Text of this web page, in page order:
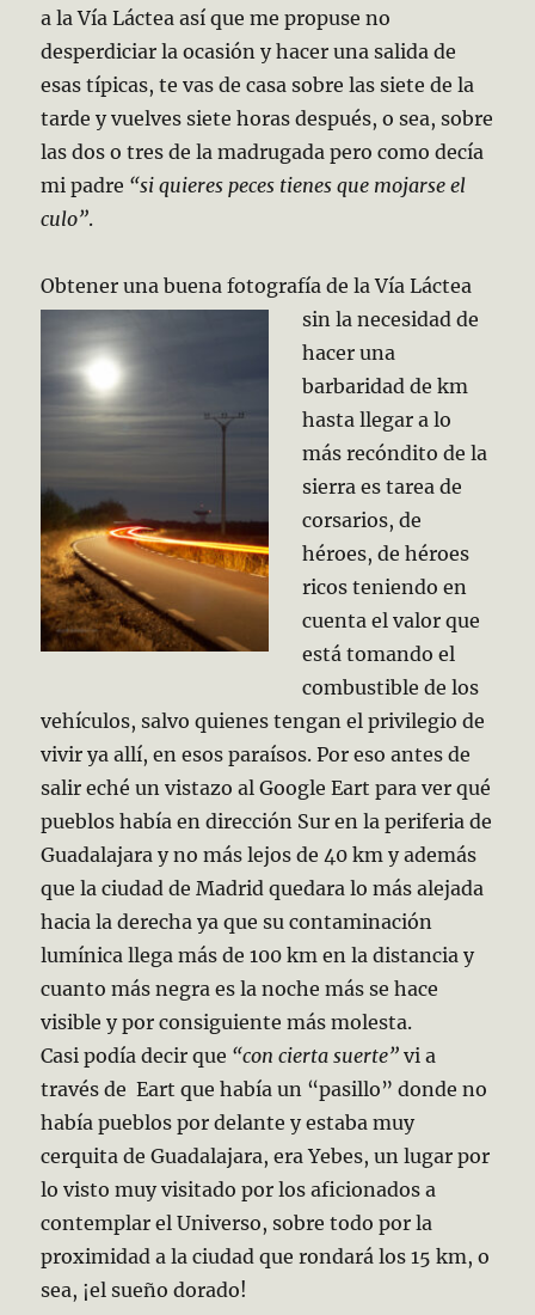
a la Vía Láctea así que me propuse no
desperdiciar la ocasión y hacer una salida de
esas típicas, te vas de casa sobre las siete de la
tarde y vuelves siete horas después, o sea, sobre
las dos o tres de la madrugada pero como decía
mi padre “si quieres peces tienes que mojarse el
culo”.
Obtener una buena fotografía de la Vía Láctea
sin la necesidad de
hacer una
barbaridad de km
hasta llegar a lo
más recóndito de la
sierra es tarea de
corsarios, de
héroes, de héroes
ricos teniendo en
cuenta el valor que
está tomando el
combustible de los
vehículos, salvo quienes tengan el privilegio de
vivir ya allí, en esos paraísos. Por eso antes de
salir eché un vistazo al Google Eart para ver qué
pueblos había en dirección Sur en la periferia de
Guadalajara y no más lejos de 40 km y además
que la ciudad de Madrid quedara lo más alejada
hacia la derecha ya que su contaminación
lumínica llega más de 100 km en la distancia y
cuanto más negra es la noche más se hace
visible y por consiguiente más molesta.
Casi podía decir que “con cierta suerte” vi a
través de Eart que había un “pasillo” donde no
había pueblos por delante y estaba muy
cerquita de Guadalajara, era Yebes, un lugar por
lo visto muy visitado por los aficionados a
contemplar el Universo, sobre todo por la
proximidad a la ciudad que rondará los 15 km, o
sea, ¡el sueño dorado!